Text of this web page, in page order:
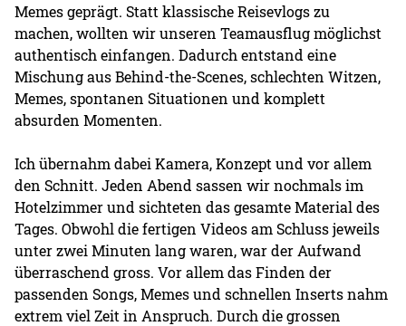
Memes geprägt. Statt klassische Reisevlogs zu
machen, wollten wir unseren Teamausflug möglichst
authentisch einfangen. Dadurch entstand eine
Mischung aus Behind-the-Scenes, schlechten Witzen,
Memes, spontanen Situationen und komplett
absurden Momenten.
Ich übernahm dabei Kamera, Konzept und vor allem
den Schnitt. Jeden Abend sassen wir nochmals im
Hotelzimmer und sichteten das gesamte Material des
Tages. Obwohl die fertigen Videos am Schluss jeweils
unter zwei Minuten lang waren, war der Aufwand
überraschend gross. Vor allem das Finden der
passenden Songs, Memes und schnellen Inserts nahm
extrem viel Zeit in Anspruch. Durch die grossen